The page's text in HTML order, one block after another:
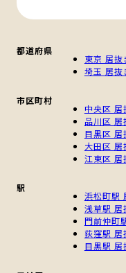
都道府県
東京 居抜
埼玉 居抜
市区町村
中央区 居
品川区 居
目黒区 居
大田区 居
江東区 居
駅
浜松町駅
浅草駅 居
門前仲町
荻窪駅 居
目黒駅 居